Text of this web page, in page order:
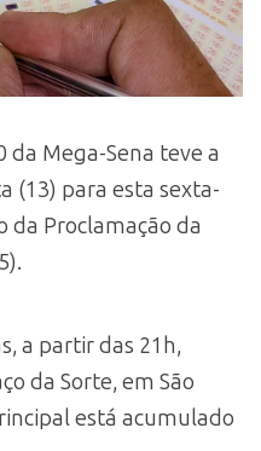
da Mega-Sena teve a
(13) para esta sexta-
da Proclamação da
a partir das 21h,
da Sorte, em São
está acumulado